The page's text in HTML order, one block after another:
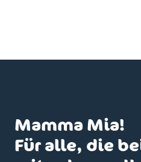
Mamma Mia!
Für alle, die